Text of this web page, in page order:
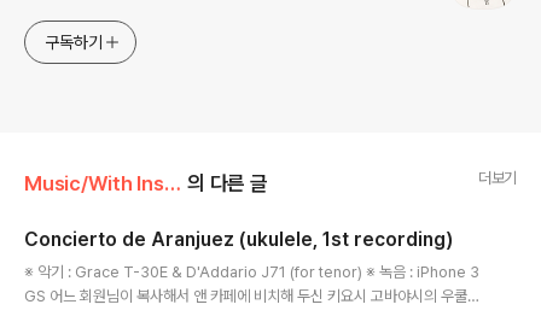
구독하기
Music/With Instruments 의 다른 글 더보기
Concierto de Aranjuez (ukulele, 1st recording)
※ 악기 : Grace T-30E & D'Addario J71 (for tenor) ※ 녹음 : iPhone 3
GS 어느 회원님이 복사해서 앤 카페에 비치해 두신 키요시 고바야시의 우쿨렐